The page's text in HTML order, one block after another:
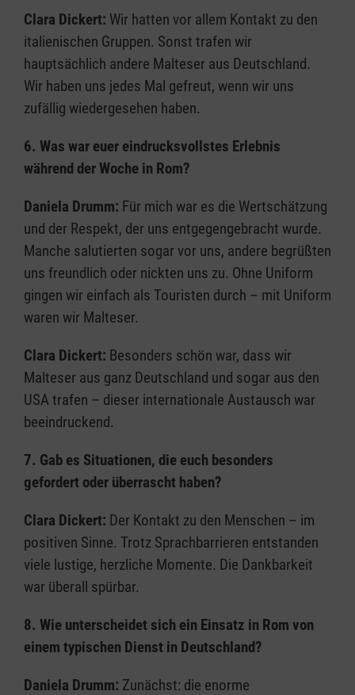
Clara Dickert: Wir hatten vor allem Kontakt zu den
italienischen Gruppen. Sonst trafen wir
hauptsächlich andere Malteser aus Deutschland.
Wir haben uns jedes Mal gefreut, wenn wir uns
zufällig wiedergesehen haben.
6. Was war euer eindrucksvollstes Erlebnis
während der Woche in Rom?
Daniela Drumm: Für mich war es die Wertschätzung
und der Respekt, der uns entgegengebracht wurde.
Manche salutierten sogar vor uns, andere begrüßten
uns freundlich oder nickten uns zu. Ohne Uniform
gingen wir einfach als Touristen durch – mit Uniform
waren wir Malteser.
Clara Dickert: Besonders schön war, dass wir
Malteser aus ganz Deutschland und sogar aus den
USA trafen – dieser internationale Austausch war
beeindruckend.
7. Gab es Situationen, die euch besonders
gefordert oder überrascht haben?
Clara Dickert: Der Kontakt zu den Menschen – im
positiven Sinne. Trotz Sprachbarrieren entstanden
viele lustige, herzliche Momente. Die Dankbarkeit
war überall spürbar.
8. Wie unterscheidet sich ein Einsatz in Rom von
einem typischen Dienst in Deutschland?
Daniela Drumm: Zunächst: die enorme